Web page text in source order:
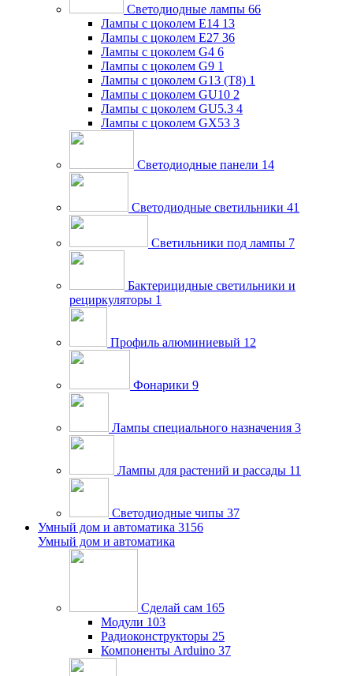
Светодиодные лампы 66
Лампы с цоколем E14 13
Лампы с цоколем E27 36
Лампы с цоколем G4 6
Лампы с цоколем G9 1
Лампы с цоколем G13 (Т8) 1
Лампы с цоколем GU10 2
Лампы с цоколем GU5.3 4
Лампы с цоколем GX53 3
Светодиодные панели 14
Светодиодные светильники 41
Светильники под лампы 7
Бактерицидные светильники и
рециркуляторы 1
Профиль алюминиевый 12
Фонарики 9
Лампы специального назначения 3
Лампы для растений и рассады 11
Светодиодные чипы 37
Умный дом и автоматика 3156
Умный дом и автоматика
Сделай сам 165
Модули 103
Радиоконструкторы 25
Компоненты Arduino 37